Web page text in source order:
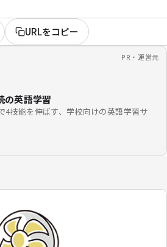
URLをコピー
PR・運営元
英語学習
技能を伸ばす、学校向けの英語学習サ